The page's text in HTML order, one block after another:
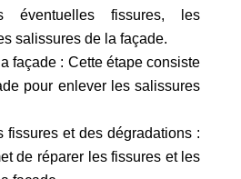
éventuelles fissures, les
salissures de la façade.
façade : Cette étape consiste
pour enlever les salissures
fissures et des dégradations :
de réparer les fissures et les